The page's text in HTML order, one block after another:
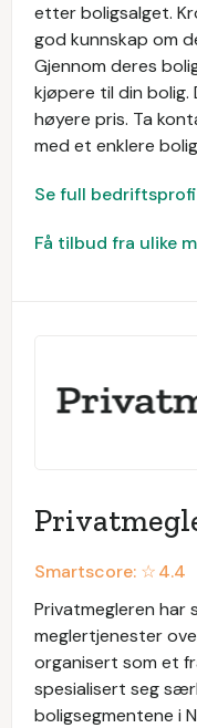
etter boligsalget.
god kunnskap om
Gjennom deres
kjøpere til din
høyere pris. Ta
med et enklere
Se full
Få tilbud fra ulike
Smartscore: ☆4.4
Privatmegleren
meglertjenester
organisert som et
spesialisert seg
boligsegmentene i